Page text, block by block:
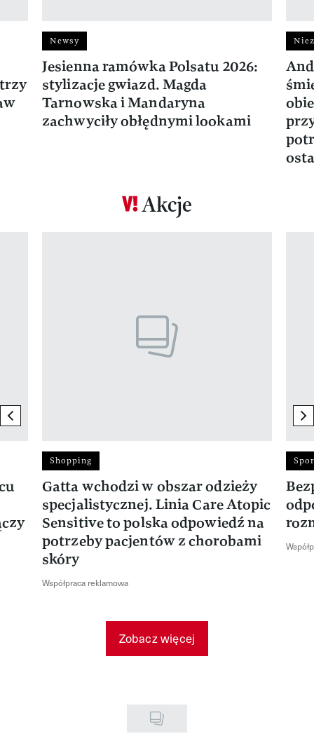
Newsy
Jesienna ramówka Polsatu 2026:
stylizacje gwiazd. Magda
Tarnowska i Mandaryna
zachwyciły obłędnymi lookami
Akcje
previous element
Shopping
Gatta wchodzi w obszar odzieży
specjalistycznej. Linia Care Atopic
Sensitive to polska odpowiedź na
potrzeby pacjentów z chorobami
skóry
Współpraca reklamowa
Zobacz więcej